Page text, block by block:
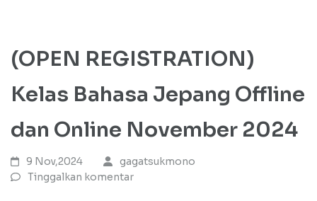
(OPEN REGISTRATION)
Kelas Bahasa Jepang Offline
dan Online November 2024
9 Nov,2024
gagatsukmono
Tinggalkan komentar